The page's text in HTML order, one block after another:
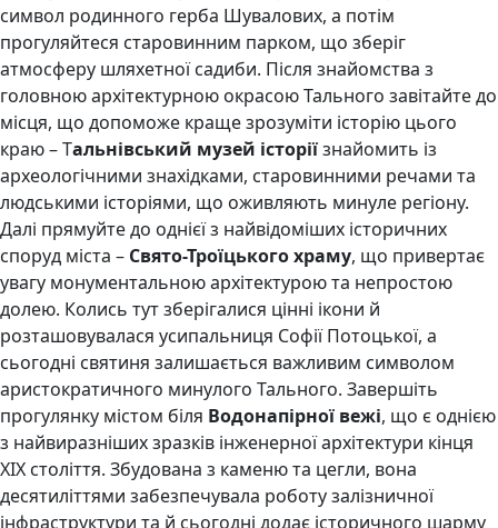
символ родинного герба Шувалових, а потім
прогуляйтеся старовинним парком, що зберіг
атмосферу шляхетної садиби. Після знайомства з
головною архітектурною окрасою Тального завітайте до
місця, що допоможе краще зрозуміти історію цього
краю – Тальнівський музей історіїзнайомить із
археологічними знахідками, старовинними речами та
людськими історіями, що оживляють минуле регіону.
Далі прямуйте до однієї з найвідоміших історичних
споруд міста – Свято-Троїцького храму, що привертає
увагу монументальною архітектурою та непростою
долею. Колись тут зберігалися цінні ікони й
розташовувалася усипальниця Софії Потоцької, а
сьогодні святиня залишається важливим символом
аристократичного минулого Тального. Завершіть
прогулянку містом біля Водонапірної вежі, що є однією
з найвиразніших зразків інженерної архітектури кінця
ХІХ століття. Збудована з каменю та цегли, вона
десятиліттями забезпечувала роботу залізничної
інфраструктури та й сьогодні додає історичного шарму